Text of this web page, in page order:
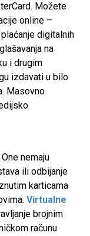
Možete
online –
digitalnih
na
i drugim
izdavati u bilo
Masovno
nemaju
ili odbijanje
karticama
Virtualne
brojnim
računu